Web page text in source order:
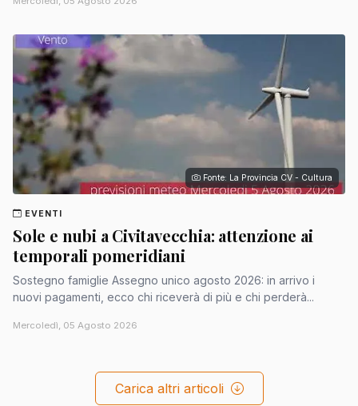
Fonte: La Provincia CV - Cultura
EVENTI
Sole e nubi a Civitavecchia: attenzione ai
temporali pomeridiani
Sostegno famiglie Assegno unico agosto 2026: in arrivo i
nuovi pagamenti, ecco chi riceverà di più e chi perderà...
Mercoledì, 05 Agosto 2026
Carica altri articoli